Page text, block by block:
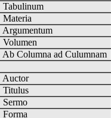
Tabulinum
Materia
Argumentum
Volumen
Ab Columna ad Culumnam
Auctor
Titulus
Sermo
Forma